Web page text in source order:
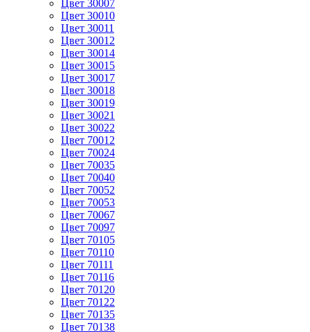
Цвет 30007
Цвет 30010
Цвет 30011
Цвет 30012
Цвет 30014
Цвет 30015
Цвет 30017
Цвет 30018
Цвет 30019
Цвет 30021
Цвет 30022
Цвет 70012
Цвет 70024
Цвет 70035
Цвет 70040
Цвет 70052
Цвет 70053
Цвет 70067
Цвет 70097
Цвет 70105
Цвет 70110
Цвет 70111
Цвет 70116
Цвет 70120
Цвет 70122
Цвет 70135
Цвет 70138